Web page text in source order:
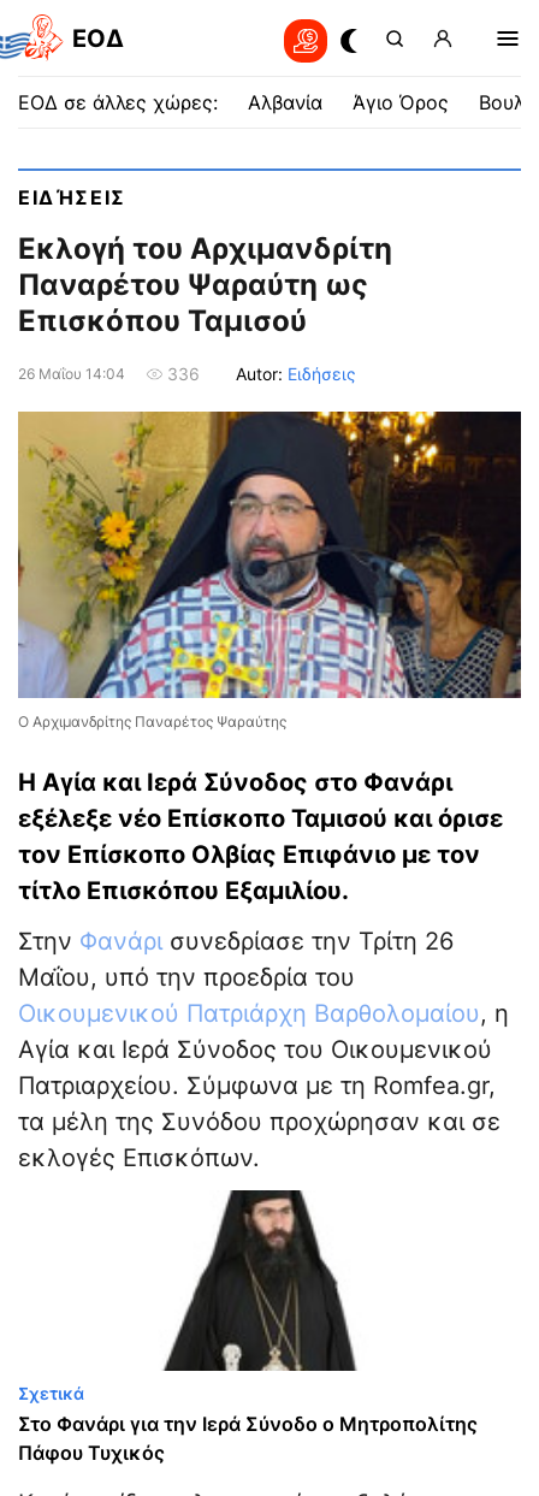
EOΔ
ΕΟΔ σε άλλες χώρες: Αλβανία Άγιο Όρος
ΕΙΔΉΣΕΙΣ
Εκλογή του Αρχιμανδρίτη
Παναρέτου Ψαραύτη ως
Επισκόπου Ταμισού
26 Μαΐου 14:04 336 Autor: Ειδήσεις
Ο Αρχιμανδρίτης Παναρέτος Ψαραύτης
Η Αγία και Ιερά Σύνοδος στο Φανάρι
εξέλεξε νέο Επίσκοπο Ταμισού και όρισε
τον Επίσκοπο Ολβίας Επιφάνιο με τον
τίτλο Επισκόπου Εξαμιλίου.
Στην Φανάρισυνεδρίασε την Τρίτη 26
Μαΐου, υπό την προεδρία του
Οικουμενικού Πατριάρχη Βαρθολομαίου, η
Αγία και Ιερά Σύνοδος του Οικουμενικού
Πατριαρχείου. Σύμφωνα με τη Romfea.gr,
τα μέλη της Συνόδου προχώρησαν και σε
εκλογές Επισκόπων.
Σχετικά
Στο Φανάρι για την Ιερά Σύνοδο ο Μητροπολίτης
Πάφου Τυχικός